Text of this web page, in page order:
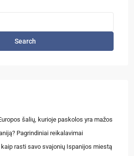
Search
šalių, kurioje paskolos yra mažos
Pagrindiniai reikalavimai
rasti savo svajonių Ispanijos miestą